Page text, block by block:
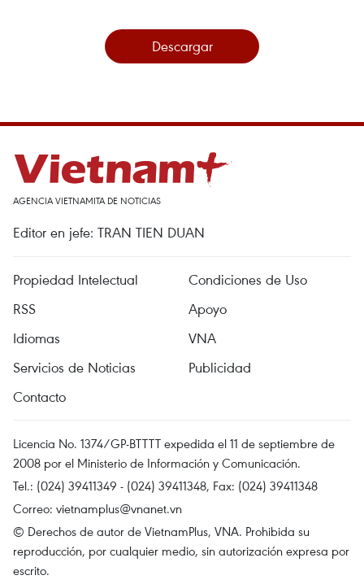
Descargar
AGENCIA VIETNAMITA DE NOTICIAS
Editor en jefe: TRAN TIEN DUAN
Propiedad Intelectual
Condiciones de Uso
RSS
Apoyo
Idiomas
VNA
Servicios de Noticias
Publicidad
Contacto
Licencia No. 1374/GP-BTTTT expedida el 11 de septiembre de
2008 por el Ministerio de Información y Comunicación.
Tel.: (024) 39411349 - (024) 39411348, Fax: (024) 39411348
Correo: vietnamplus@vnanet.vn
© Derechos de autor de VietnamPlus, VNA. Prohibida su
reproducción, por cualquier medio, sin autorización expresa por
escrito.